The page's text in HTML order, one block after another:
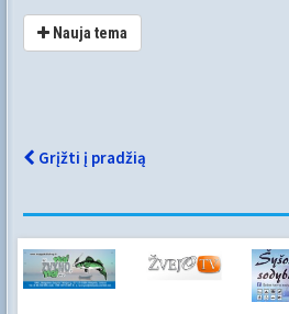
Nauja tema
Grįžti į pradžią